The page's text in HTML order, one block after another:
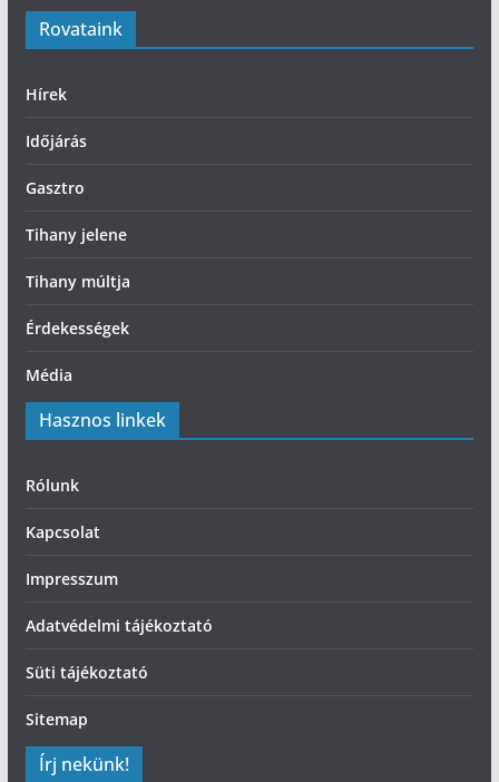
Rovataink
Hírek
Időjárás
Gasztro
Tihany jelene
Tihany múltja
Érdekességek
Média
Hasznos linkek
Rólunk
Kapcsolat
Impresszum
Adatvédelmi tájékoztató
Süti tájékoztató
Sitemap
Írj nekünk!